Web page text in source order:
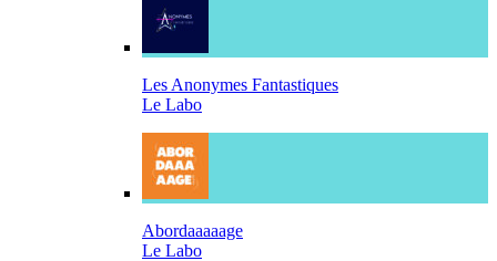
Les Anonymes Fantastiques
Le Labo
Abordaaaaage
Le Labo